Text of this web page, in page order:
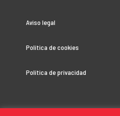
Aviso legal
Política de cookies
Política de privacidad